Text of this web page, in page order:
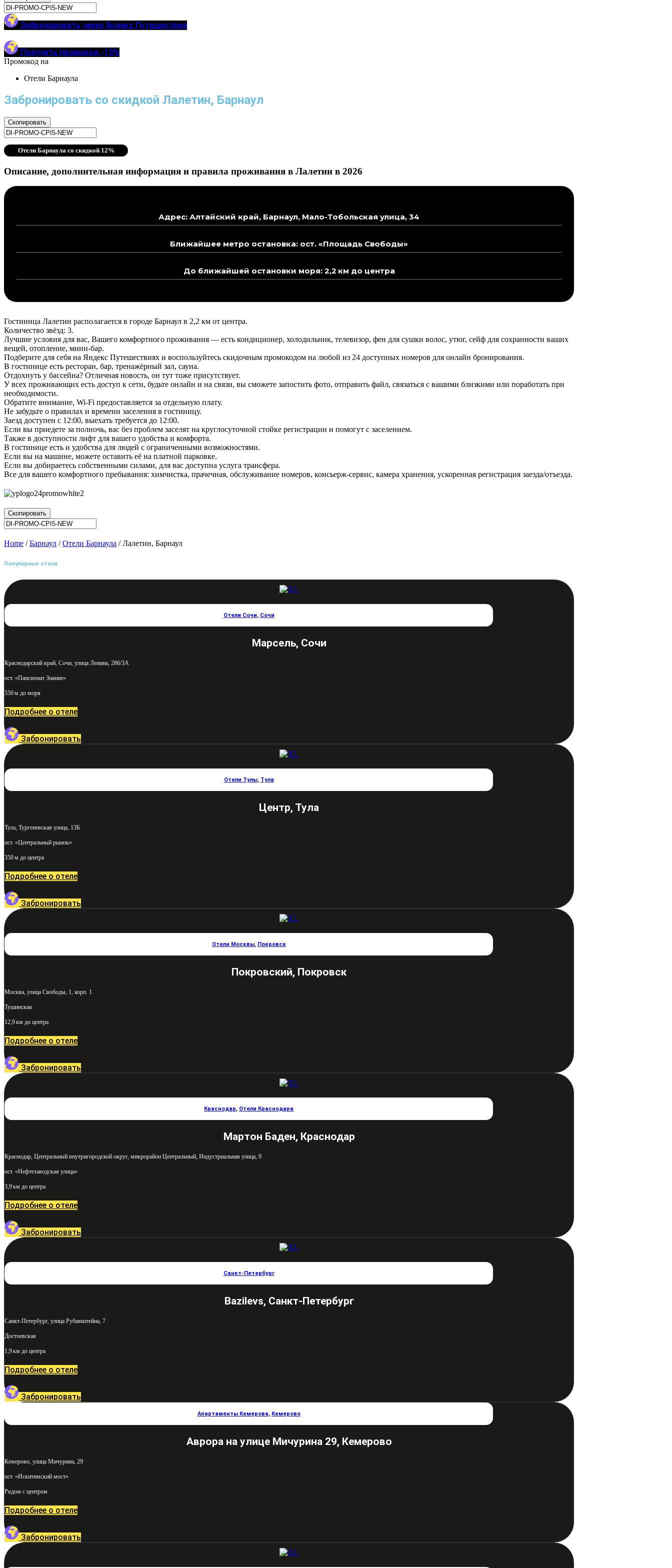
Забронировать через Яндекс Путешествия
Получить промокод -15%
Промокод на
Отели Барнаула
Забронировать со скидкой Лалетин, Барнаул
Скопировать
Отели Барнаула со скидкой 12%
Описание, дополнительная информация и правила проживания в Лалетин в 2026
Адрес: Алтайский край, Барнаул, Мало-Тобольская улица, 34
Ближайшее метро остановка: ост. «Площадь Свободы»
До ближайшей остановки моря: 2,2 км до центра
Гостиница Лалетин располагается в городе Барнаул в 2,2 км от центра.
Количество звёзд: 3.
Лучшие условия для вас, Вашего комфортного проживания — есть кондиционер, холодильник, телевизор, фен для сушки волос, утюг, сейф для сохранности ваших
вещей, отопление, мини-бар.
Подберите для себя на Яндекс Путешествиях и воспользуйтесь скидочным промокодом на любой из 24 доступных номеров для онлайн бронирования.
В гостинице есть ресторан, бар, тренажёрный зал, сауна.
Отдохнуть у бассейна? Отличная новость, он тут тоже присутствует.
У всех проживающих есть доступ к сети, будьте онлайн и на связи, вы сможете запостить фото, отправить файл, связаться с вашими близкими или поработать при
необходимости.
Обратите внимание, Wi-Fi предоставляется за отдельную плату.
Не забудьте о правилах и времени заселения в гостиницу.
Заезд доступен с 12:00, выехать требуется до 12:00.
Если вы приедете за полночь, вас без проблем заселят на круглосуточной стойке регистрации и помогут с заселением.
Также в доступности лифт для вашего удобства и комфорта.
В гостинице есть и удобства для людей с ограниченными возможностями.
Если вы на машине, можете оставить её на платной парковке.
Если вы добираетесь собственными силами, для вас доступна услуга трансфера.
Все для вашего комфортного пребывания: химчистка, прачечная, обслуживание номеров, консьерж-сервис, камера хранения, ускоренная регистрация заезда/отъезда.
Скопировать
Home /Барнаул /Отели Барнаула / Лалетин, Барнаул
Популярные отели
Отели Сочи, Сочи
Марсель, Сочи
Краснодарский край, Сочи, улица Ленина, 286/3А
ост. «Пансионат Знание»
550 м до моря
Подробнее о отеле
Забронировать
Отели Тулы, Тула
Центр, Тула
Тула, Тургеневская улица, 13Б
ост. «Центральный рынок»
350 м до центра
Подробнее о отеле
Забронировать
Отели Москвы, Покровск
Покровский, Покровск
Москва, улица Свободы, 1, корп. 1
Тушинская
12,9 км до центра
Подробнее о отеле
Забронировать
Краснодар, Отели Краснодара
Мартон Баден, Краснодар
Краснодар, Центральный внутригородской округ, микрорайон Центральный, Индустриальная улица, 9
ост. «Нефтезаводская улица»
3,9 км до центра
Подробнее о отеле
Забронировать
Санкт-Петербург
Bazilevs, Санкт-Петербург
Санкт-Петербург, улица Рубинштейна, 7
Достоевская
1,9 км до центра
Подробнее о отеле
Забронировать
Апартаменты Кемерова, Кемерово
Аврора на улице Мичурина 29, Кемерово
Кемерово, улица Мичурина, 29
ост. «Искитимский мост»
Рядом с центром
Подробнее о отеле
Забронировать